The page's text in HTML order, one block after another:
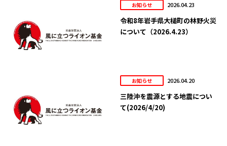
お知らせ 2026.04.23
令和8年岩手県大槌町の林野火災
について（2026.4.23）
お知らせ 2026.04.20
三陸沖を震源とする地震につい
て(2026/4/20)